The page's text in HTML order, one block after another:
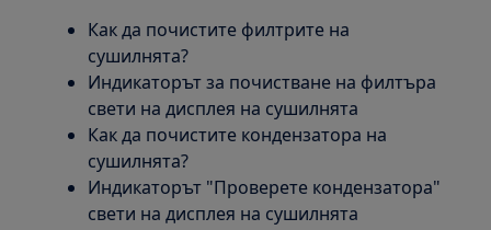
Как да почистите филтрите на
сушилнята?
Индикаторът за почистване на филтъра
свети на дисплея на сушилнята
Как да почистите кондензатора на
сушилнята?
Индикаторът "Проверете кондензатора"
свети на дисплея на сушилнята